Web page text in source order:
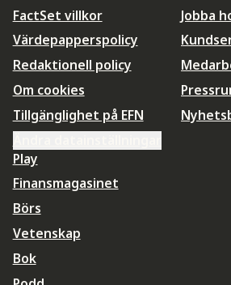
FactSet villkor
Värdepapperspolicy
Redaktionell policy
Om cookies
Tillgänglighet på EFN
Jobba
Play
Finansmagasinet
Börs
Vetenskap
Bok